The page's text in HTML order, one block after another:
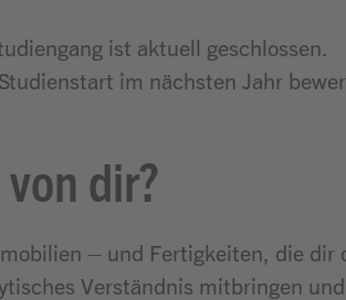
ist aktuell geschlossen.
im nächsten Jahr
dir?
– und Fertigkeiten, die dir
Verständnis mitbringen und